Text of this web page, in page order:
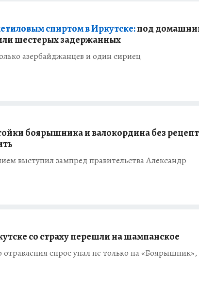
спиртом в Иркутске:под
шестерых задержанных
азербайджанцев и один сириец
боярышника и валокордина без
выступил зампред правительства Александр
со страху перешли на шампанское
отравления спрос упал не только на